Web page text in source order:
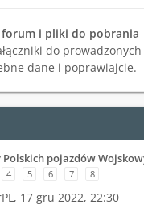
forum i pliki do pobrania
do
dane i poprawiajcie.
Polskich pojazdów
4 5 6 7 8
17 gru 2022, 22:30